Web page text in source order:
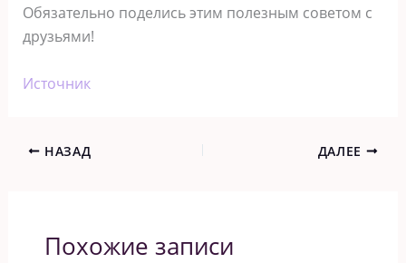
Обязательно поделись этим полезным советом с
друзьями!
Источник
НАЗАД ДАЛЕЕ
Похожие записи